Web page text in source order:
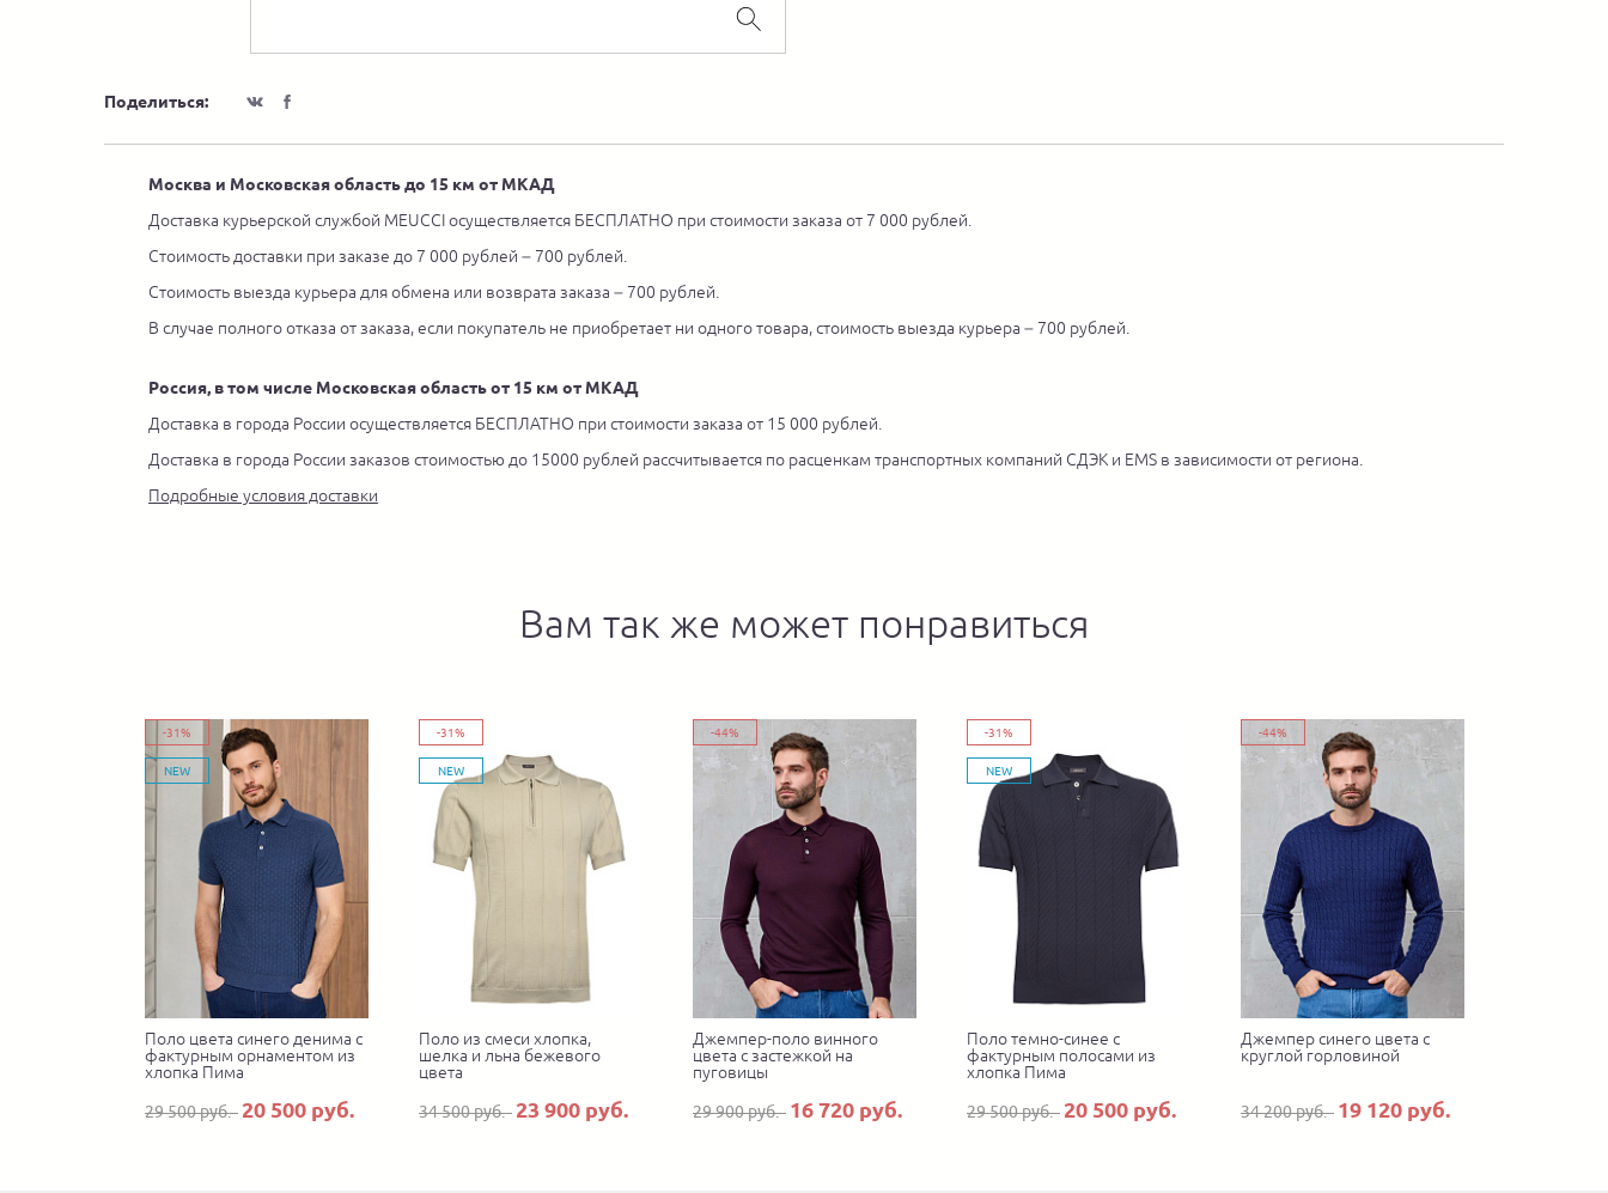
Поделиться:
Москва и Московская область до 15 км от МКАД
Доставка курьерской службой MEUCCI осуществляется БЕСПЛАТНО при стоимости заказа от 7 000 рублей.
Стоимость доставки при заказе до 7 000 рублей – 700 рублей.
Стоимость выезда курьера для обмена или возврата заказа – 700 рублей.
В случае полного отказа от заказа, если покупатель не приобретает ни одного товара, стоимость выезда курьера – 700 рублей.
Россия, в том числе Московская область от 15 км от МКАД
Доставка в города России осуществляется БЕСПЛАТНО при стоимости заказа от 15 000 рублей.
Доставка в города России заказов стоимостью до 15000 рублей рассчитывается по расценкам транспортных компаний СДЭК и EMS в зависимости от региона.
Подробные условия доставки
Вам так же может понравиться
-31%
NEW
Поло цвета синего денима с
фактурным орнаментом из
хлопка Пима
29 500 руб. 20 500 руб.
-31%
NEW
Поло из смеси хлопка,
шелка и льна бежевого
цвета
34 500 руб. 23 900 руб.
-44%
Джемпер-поло винного
цвета с застежкой на
пуговицы
29 900 руб. 16 720 руб.
-31%
NEW
Поло темно-синее с
фактурным полосами из
хлопка Пима
29 500 руб. 20 500 руб.
-44%
Джемпер синего цвета с
круглой горловиной
34 200 руб. 19 120 руб.